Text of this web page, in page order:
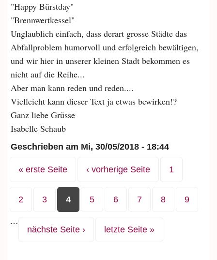
"Happy Bürstday"
"Brennwertkessel"
Unglaublich einfach, dass derart grosse Städte das
Abfallproblem humorvoll und erfolgreich bewältigen,
und wir hier in unserer kleinen Stadt bekommen es
nicht auf die Reihe...
Aber man kann reden und reden....
Vielleicht kann dieser Text ja etwas bewirken!?
Ganz liebe Grüsse
Isabelle Schaub
Geschrieben am Mi, 30/05/2018 - 18:44
Seiten
« erste Seite ‹ vorherige Seite 1
2 3 4 5 6 7 8 9
…
nächste Seite ›
letzte Seite »